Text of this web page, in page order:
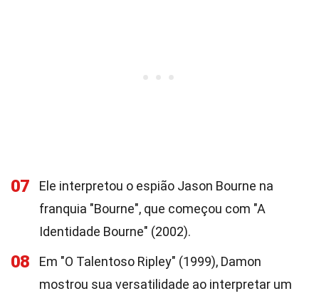
07
Ele interpretou o espião Jason Bourne na
franquia "Bourne", que começou com "A
Identidade Bourne" (2002).
08
Em "O Talentoso Ripley" (1999), Damon
mostrou sua versatilidade ao interpretar um